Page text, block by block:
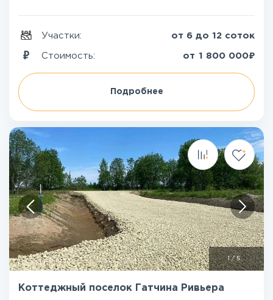
Участки: от 6 до 12 соток
Стоимость: от 1 800 000₽
Подробнее
1/5
Коттеджный поселок Гатчина Ривьера